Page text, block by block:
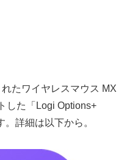
たワイヤレスマウス MX
した「Logi Options+
詳細は以下から。